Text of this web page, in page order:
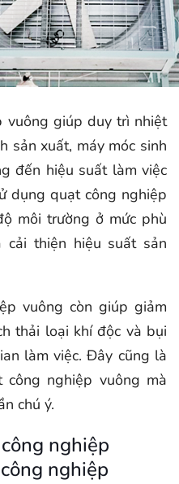
vuông giúp duy trì nhiệt
sản xuất, máy móc sinh
đến hiệu suất làm việc
dụng quạt công nghiệp
môi trường ở mức phù
cải thiện hiệu suất sản
vuông còn giúp giảm
thải loại khí độc và bụi
làm việc. Đây cũng là
nghiệp vuông mà
chú ý.
nghiệp
nghiệp